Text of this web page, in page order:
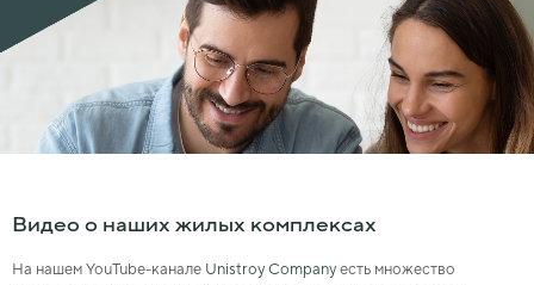
Видео о наших жилых комплексах
На нашем YouTube-канале Unistroy Companyесть множество